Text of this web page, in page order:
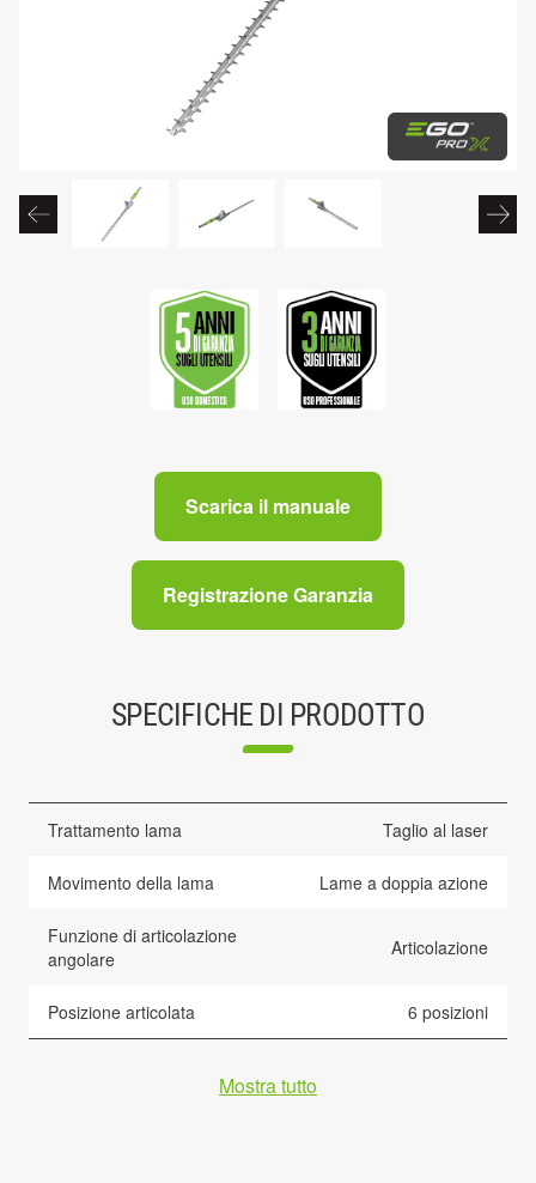
Scarica il manuale
Registrazione Garanzia
SPECIFICHE DI PRODOTTO
Trattamento lama Taglio al laser
Movimento della lama Lame a doppia azione
Funzione di articolazione
angolare
Articolazione
Posizione articolata 6 posizioni
Mostra tutto